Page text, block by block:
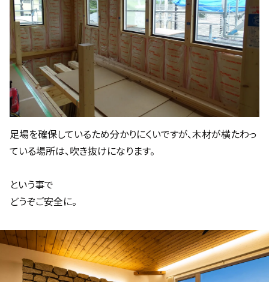
足場を確保しているため分かりにくいですが、木材が横たわっ
ている場所は、吹き抜けになります。
という事で
どうぞご安全に。